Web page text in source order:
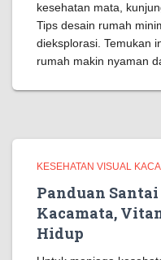
kesehatan mata,
Tips desain rumah
dieksplorasi. Temukan
rumah makin nyaman
KESEHATAN VISUAL
Panduan
Kacamata,
Hidup